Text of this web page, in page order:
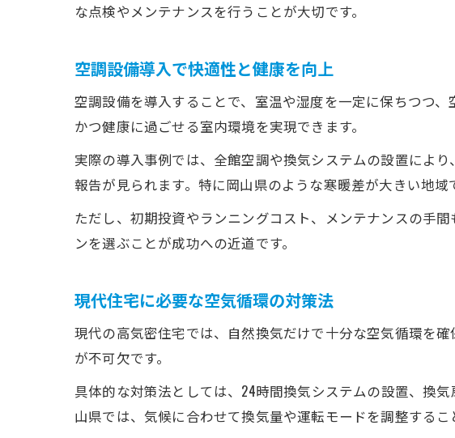
専
な点検やメンテナンスを行うことが大切です。
空調設備導入で快適性と健康を向上
空調設備を導入することで、室温や湿度を一定に保ちつつ
かつ健康に過ごせる室内環境を実現できます。
実際の導入事例では、全館空調や換気システムの設置によ
報告が見られます。特に岡山県のような寒暖差が大きい地域
ただし、初期投資やランニングコスト、メンテナンスの手
ンを選ぶことが成功への近道です。
現代住宅に必要な空気循環の対策法
現代の高気密住宅では、自然換気だけで十分な空気循環を
が不可欠です。
具体的な対策法としては、24時間換気システムの設置、換
山県では、気候に合わせて換気量や運転モードを調整するこ